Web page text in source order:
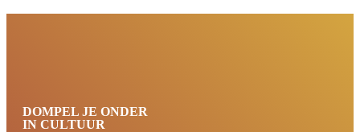
DOMPEL JE ONDER
IN CULTUUR